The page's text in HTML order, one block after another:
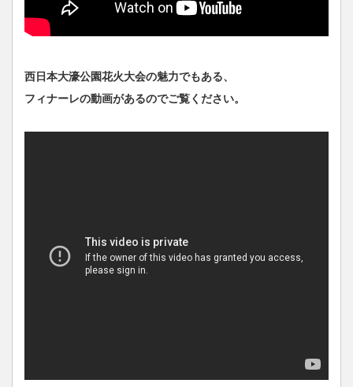
西日本大濠公園花火大会の魅力でもある、
フィナーレの動画があるのでご覧ください。